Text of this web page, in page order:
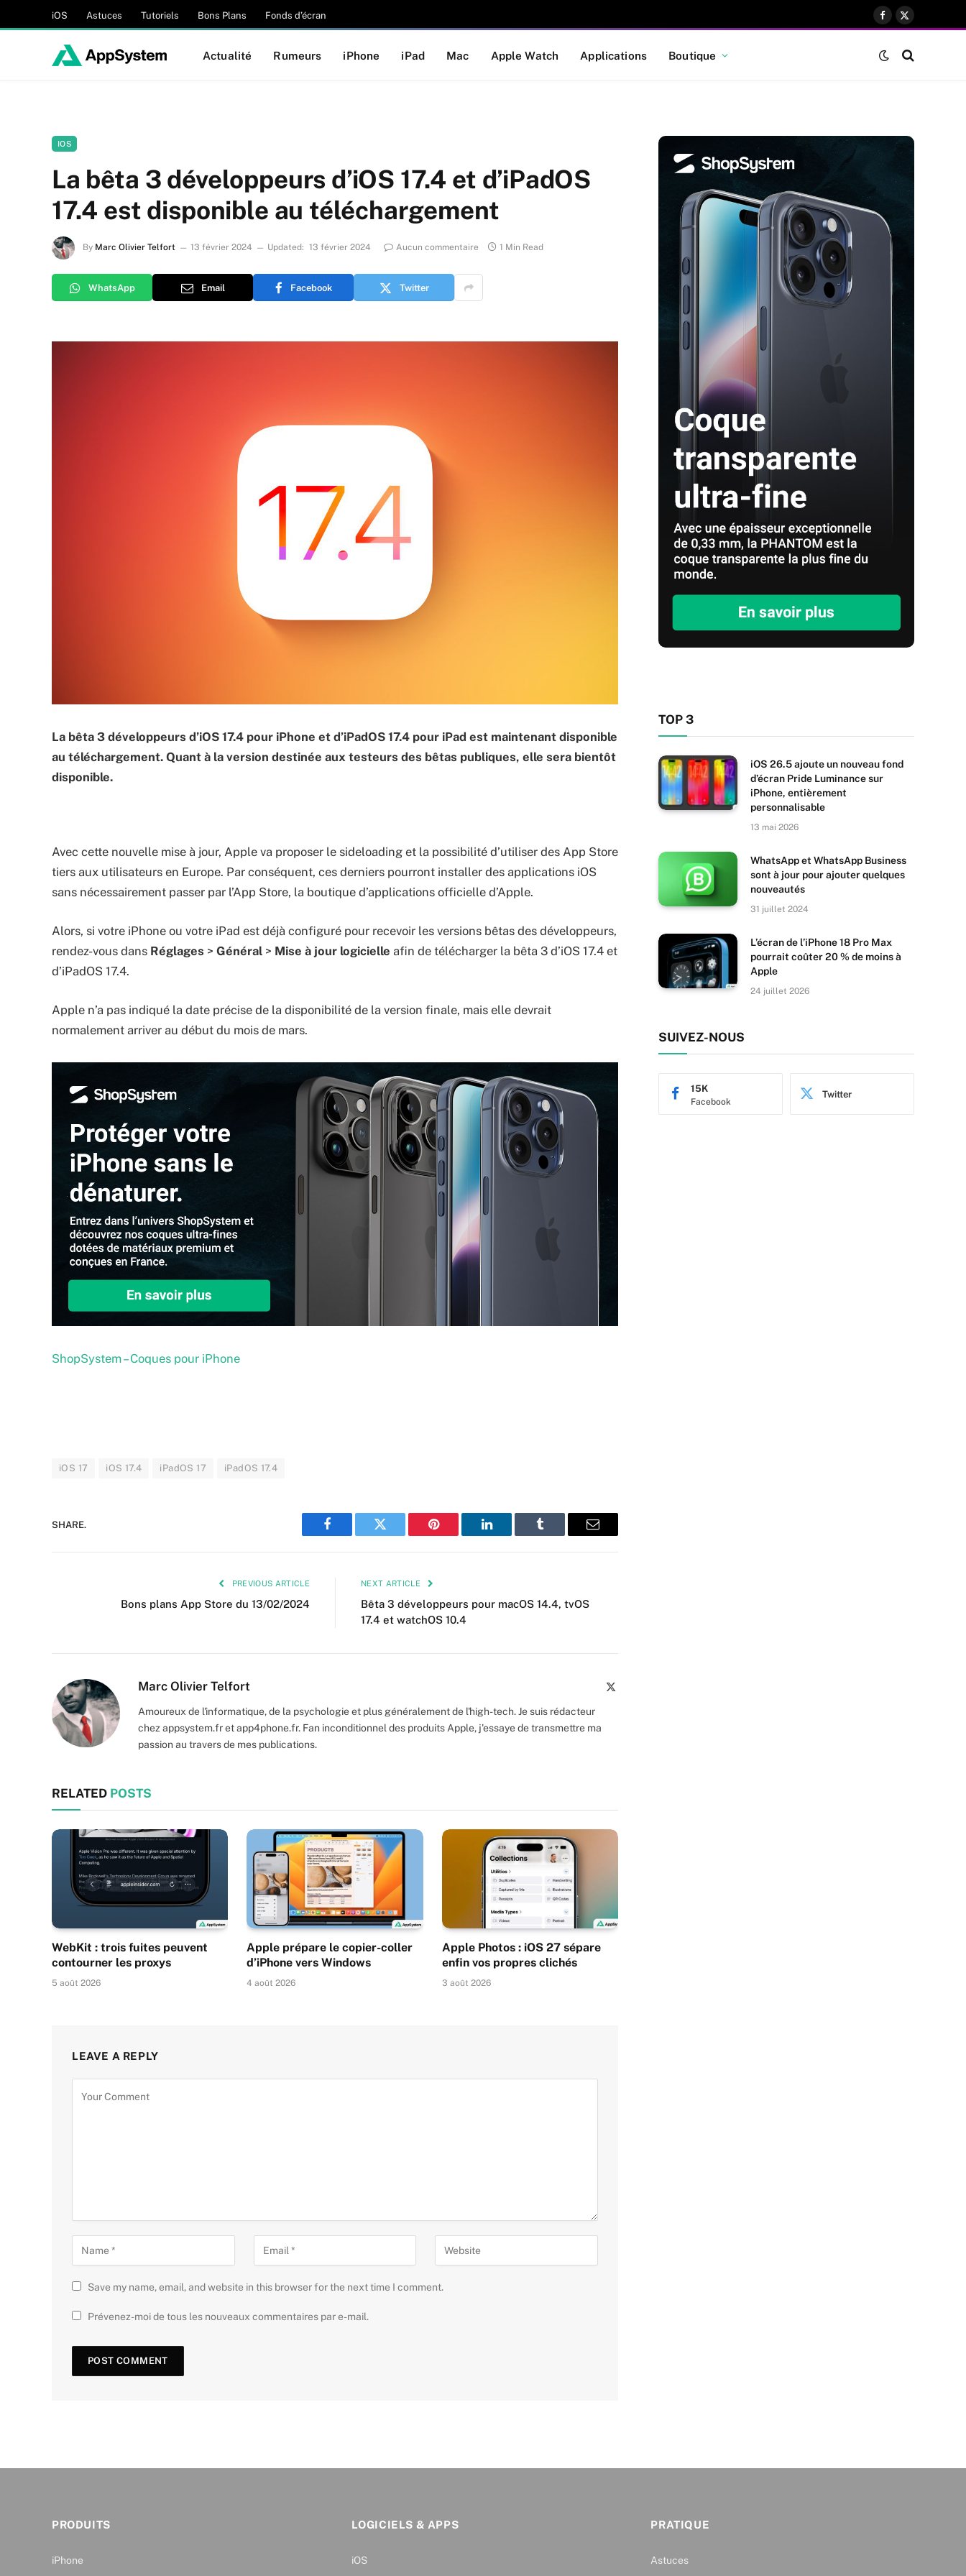
iOS Astuces Tutoriels Bons Plans Fonds d’écran
Facebook
X
Actualité Rumeurs iPhone iPad Mac Apple Watch Applications Boutique
IOS
La bêta 3 développeurs d’iOS 17.4 et d’iPadOS
17.4 est disponible au téléchargement
By Marc Olivier Telfort 13 février 2024 Updated: 13 février 2024 Aucun commentaire 1 Min Read
WhatsApp Email Facebook Twitter
La bêta 3 développeurs d’iOS 17.4 pour iPhone et d’iPadOS 17.4 pour iPad est maintenant disponible
au téléchargement. Quant à la version destinée aux testeurs des bêtas publiques, elle sera bientôt
disponible.
Avec cette nouvelle mise à jour, Apple va proposer le sideloading et la possibilité d’utiliser des App Store
tiers aux utilisateurs en Europe. Par conséquent, ces derniers pourront installer des applications iOS
sans nécessairement passer par l’App Store, la boutique d’applications officielle d’Apple.
Alors, si votre iPhone ou votre iPad est déjà configuré pour recevoir les versions bêtas des développeurs,
rendez-vous dans Réglages > Général > Mise à jour logicielle afin de télécharger la bêta 3 d’iOS 17.4 et
d’iPadOS 17.4.
Apple n’a pas indiqué la date précise de la disponibilité de la version finale, mais elle devrait
normalement arriver au début du mois de mars.
ShopSystem – Coques pour iPhone
iOS 17 iOS 17.4 iPadOS 17 iPadOS 17.4
SHARE.
Facebook Twitter Pinterest LinkedIn Tumblr Email
PREVIOUS ARTICLE
Bons plans App Store du 13/02/2024
NEXT ARTICLE
Bêta 3 développeurs pour macOS 14.4, tvOS
17.4 et watchOS 10.4
Marc Olivier Telfort
Amoureux de l'informatique, de la psychologie et plus généralement de l'high-tech. Je suis rédacteur
chez appsystem.fr et app4phone.fr. Fan inconditionnel des produits Apple, j'essaye de transmettre ma
passion au travers de mes publications.
RELATED POSTS
WebKit : trois fuites peuvent
contourner les proxys
5 août 2026
Apple prépare le copier-coller
d’iPhone vers Windows
4 août 2026
Apple Photos : iOS 27 sépare
enfin vos propres clichés
3 août 2026
LEAVE A REPLY
Save my name, email, and website in this browser for the next time I comment.
Prévenez-moi de tous les nouveaux commentaires par e-mail.
TOP 3
iOS 26.5 ajoute un nouveau fond
d’écran Pride Luminance sur
iPhone, entièrement
personnalisable
13 mai 2026
WhatsApp et WhatsApp Business
sont à jour pour ajouter quelques
nouveautés
31 juillet 2024
L’écran de l’iPhone 18 Pro Max
pourrait coûter 20 % de moins à
Apple
24 juillet 2026
SUIVEZ-NOUS
Facebook
15K Twitter
PRODUITS
iPhone
LOGICIELS & APPS
iOS
PRATIQUE
Astuces